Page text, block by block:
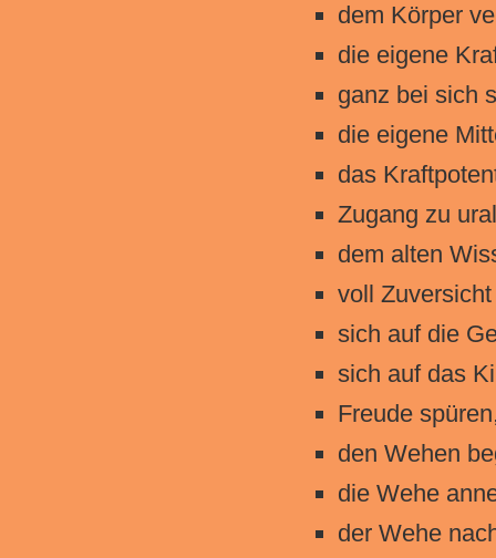
dem Körper
die eigene
ganz bei sich
die eigene
das
Zugang zu
dem alten
voll
sich auf die
sich auf das
Freude
den Wehen
die Wehe
der Wehe